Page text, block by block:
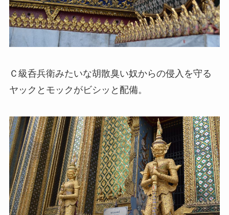
Ｃ級呑兵衛みたいな胡散臭い奴からの侵入を守る
ヤックとモックがビシッと配備。